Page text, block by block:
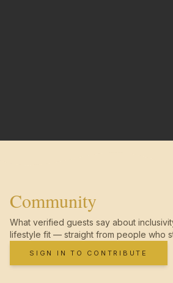
Community
What verified guests say about
lifestyle fit — straight from people who
SIGN IN TO CONTRIBUTE